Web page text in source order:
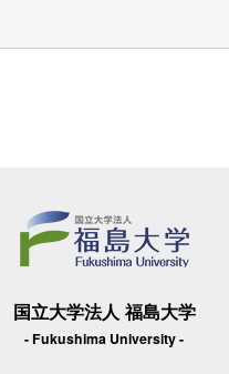
国立大学法人 福島大学
- Fukushima University -